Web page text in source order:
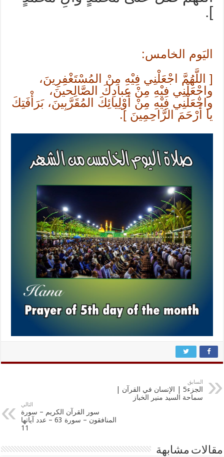
].
اليَوم الخامس:
[ اللَّهُمَّ اجْعَلْنِي فِيْهِ مِنْ المُسْتَغْفِرِينَ،
واجْعَلْنِي فِيْهِ مِنْ عِبادِكَ الصَّالِحينَ،
واجْعَلْنِي فِيْهِ مِنْ أَوْلِيائِكَ المُقَرَّبِينَ، بَرَأْفَتِكَ
يا أَرْحَمَ الرَّاحِمِينَ ].
السابق
الجزء5 | الإنسان في القرآن |
سماحة السيد منير الخباز
التالي
سور القرآن الكريم – سورة
المنافقون – سورة 63 – عدد آياتها
11
مقالات مشابهة